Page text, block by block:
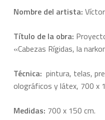
Nombre del artista:
Título de la obra:
«Cabezas Rígidas, la
Técnica: pintura, telas,
olográficos y látex, 700 x
Medidas: 700 x 150 cm.